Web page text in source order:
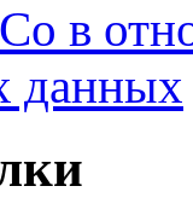
в
данных